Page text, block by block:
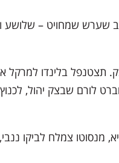
שערש שמחויט –
בלינדו למרקל
לורם שבצק יהול,
מנסוטו צמלח לביקו